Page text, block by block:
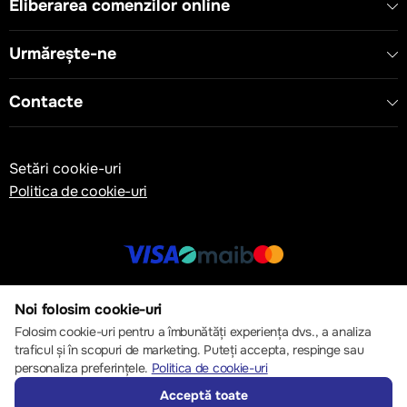
- Tip curent: DC
- Raza minima de indoire: 10 x D mm
- Interval de temperatură: -30 - +70 °C
Eliberarea comenzilor online
Urmărește-ne
Contacte
Setări cookie-uri
Politica de cookie-uri
© 2013 – 2026 ECOM
Noi folosim cookie-uri
Folosim cookie-uri pentru a îmbunătăți experiența dvs., a analiza
traficul și în scopuri de marketing. Puteți accepta, respinge sau
personaliza preferințele. Politica de cookie-uri
Acceptă toate